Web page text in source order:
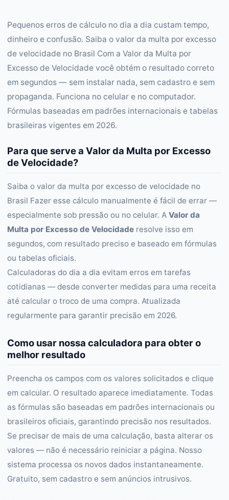
Pequenos erros de cálculo no dia a dia custam tempo,
dinheiro e confusão. Saiba o valor da multa por excesso
de velocidade no Brasil Com a Valor da Multa por
Excesso de Velocidade você obtém o resultado correto
em segundos — sem instalar nada, sem cadastro e sem
propaganda. Funciona no celular e no computador.
Fórmulas baseadas em padrões internacionais e tabelas
brasileiras vigentes em 2026.
Para que serve a Valor da Multa por Excesso
de Velocidade?
Saiba o valor da multa por excesso de velocidade no
Brasil Fazer esse cálculo manualmente é fácil de errar —
especialmente sob pressão ou no celular. A Valor da
Multa por Excesso de Velocidade resolve isso em
segundos, com resultado preciso e baseado em fórmulas
ou tabelas oficiais.
Calculadoras do dia a dia evitam erros em tarefas
cotidianas — desde converter medidas para uma receita
até calcular o troco de uma compra. Atualizada
regularmente para garantir precisão em 2026.
Como usar nossa calculadora para obter o
melhor resultado
Preencha os campos com os valores solicitados e clique
em calcular. O resultado aparece imediatamente. Todas
as fórmulas são baseadas em padrões internacionais ou
brasileiros oficiais, garantindo precisão nos resultados.
Se precisar de mais de uma calculação, basta alterar os
valores — não é necessário reiniciar a página. Nosso
sistema processa os novos dados instantaneamente.
Gratuito, sem cadastro e sem anúncios intrusivos.